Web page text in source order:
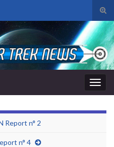
il
di
la
Report n° 2
n° 4